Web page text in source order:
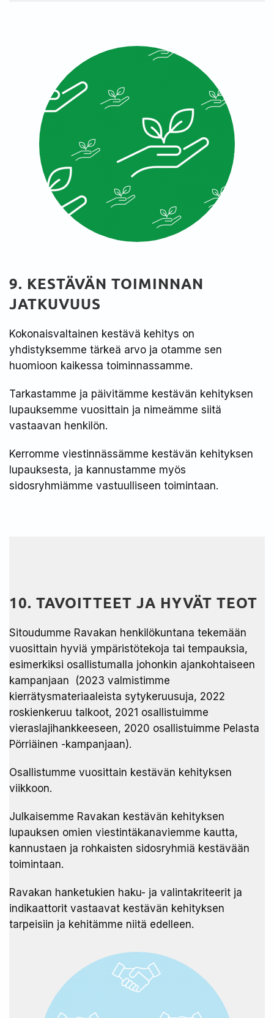
9. KESTÄVÄN TOIMINNAN
JATKUVUUS
Kokonaisvaltainen kestävä kehitys on
yhdistyksemme tärkeä arvo ja otamme sen
huomioon kaikessa toiminnassamme.
Tarkastamme ja päivitämme kestävän kehityksen
lupauksemme vuosittain ja nimeämme siitä
vastaavan henkilön.
Kerromme viestinnässämme kestävän kehityksen
lupauksesta, ja kannustamme myös
sidosryhmiämme vastuulliseen toimintaan.
10. TAVOITTEET JA HYVÄT TEOT​
Sitoudumme Ravakan henkilökuntana tekemään
vuosittain hyviä ympäristötekoja tai tempauksia,
esimerkiksi osallistumalla johonkin ajankohtaiseen
kampanjaan (2023 valmistimme
kierrätysmateriaaleista sytykeruusuja, 2022
roskienkeruu talkoot, 2021 osallistuimme
vieraslajihankkeeseen, 2020 osallistuimme Pelasta
Pörriäinen -kampanjaan).
Osallistumme vuosittain kestävän kehityksen
viikkoon.
Julkaisemme Ravakan kestävän kehityksen
lupauksen omien viestintäkanaviemme kautta,
kannustaen ja rohkaisten sidosryhmiä kestävään
toimintaan.
Ravakan hanketukien haku- ja valintakriteerit ja
indikaattorit vastaavat kestävän kehityksen
tarpeisiin ja kehitämme niitä edelleen.